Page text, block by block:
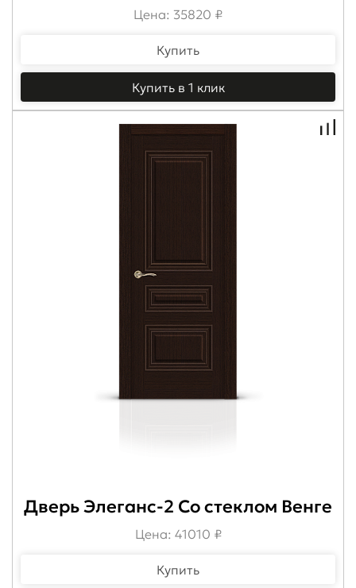
Цена: 35820 ₽
Купить
Купить в 1 клик
Дверь Элеганс-2 Со стеклом Венге
Цена: 41010 ₽
Купить